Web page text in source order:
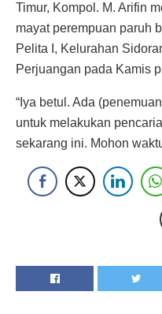
Timur, Kompol. M. Arifin
mayat perempuan paruh
Pelita I, Kelurahan
Perjuangan pada Kamis
“Iya betul. Ada
untuk melakukan
sekarang ini. Mohon